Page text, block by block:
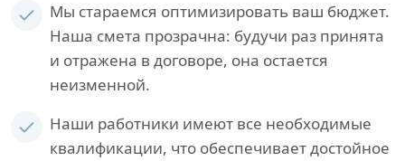
Мы стараемся оптимизировать ваш бюджет.
Наша смета прозрачна: будучи раз принята
и отражена в договоре, она остается
неизменной.
Наши работники имеют все необходимые
квалификации, что обеспечивает достойное